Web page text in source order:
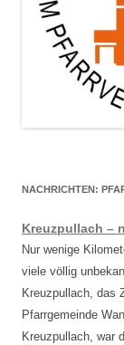
NACHRICHTEN:
Kreuzpullach –
Nur wenige
viele völlig
Kreuzpullach, das
Pfarrgemeinde
Kreuzpullach, war